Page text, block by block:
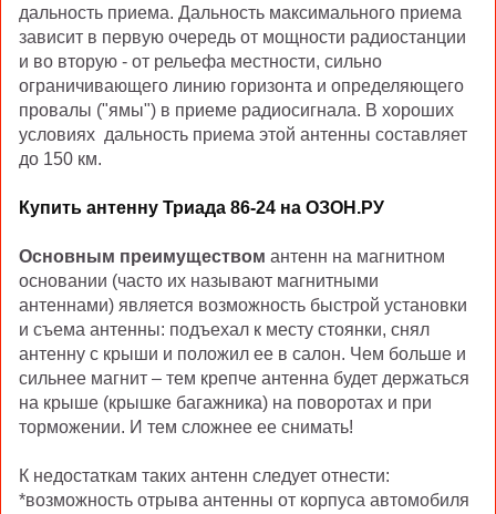
дальность приема. Дальность максимального приема
зависит в первую очередь от мощности радиостанции
и во вторую - от рельефа местности, сильно
ограничивающего линию горизонта и определяющего
провалы ("ямы") в приеме радиосигнала. В хороших
условиях дальность приема этой антенны составляет
до 150 км.
Купить антенну Триада 86-24 на ОЗОН.РУ
Основным преимуществом антенн на магнитном
основании (часто их называют магнитными
антеннами) является возможность быстрой установки
и съема антенны: подъехал к месту стоянки, снял
антенну с крыши и положил ее в салон. Чем больше и
сильнее магнит – тем крепче антенна будет держаться
на крыше (крышке багажника) на поворотах и при
торможении. И тем сложнее ее снимать!
К недостаткам таких антенн следует отнести:
*возможность отрыва антенны от корпуса автомобиля